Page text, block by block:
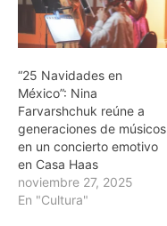
“25 Navidades en
México”: Nina
Farvarshchuk reúne a
generaciones de músicos
en un concierto emotivo
en Casa Haas
noviembre 27, 2025
En "Cultura"